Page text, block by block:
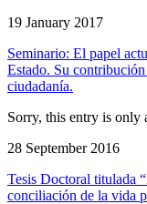
19 January 2017
Seminario: El papel
Estado. Su
ciudadanía.
Sorry, this entry is only
28 September 2016
Tesis Doctoral titulada
conciliación de la vida